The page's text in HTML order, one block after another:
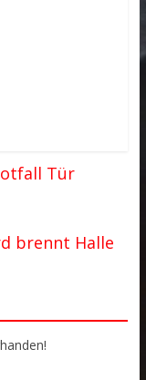
Tür
brennt Halle